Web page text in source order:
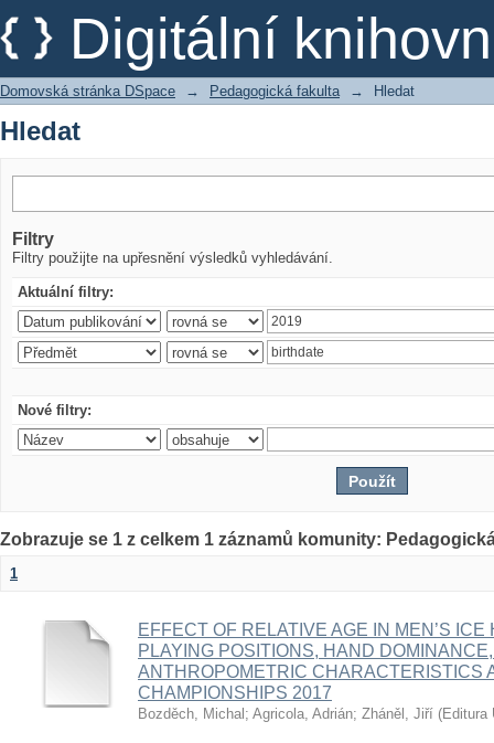
Digitální
Hledat
Domovská stránka DSpace → Pedagogická fakulta → Hledat
Hledat
Filtry
Filtry použijte na upřesnění výsledků vyhledávání.
Aktuální filtry:
Nové filtry:
Zobrazuje se 1 z celkem 1 záznamů komunity:
1
EFFECT OF RELATIVE AGE IN MEN’S
PLAYING POSITIONS, HAND
ANTHROPOMETRIC CHARACTERISTICS
CHAMPIONSHIPS 2017
Bozděch, Michal ; Agricola, Adrián; Zháněl, Jiří (Editura